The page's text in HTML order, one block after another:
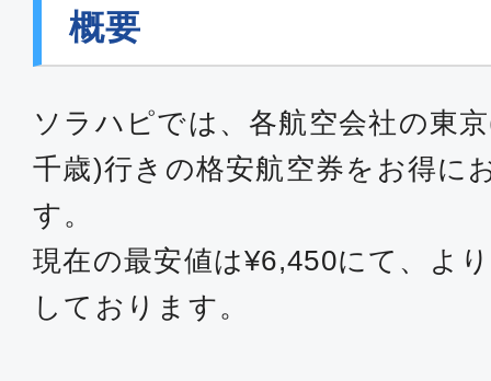
MM571
東京(成田)
13:40
札幌(
MM573
東京(成田)
札幌(
概要
ソラハピでは、各航空会社の東
千歳)行きの格安航空券をお得に
す。
現在の最安値は¥6,450にて、よ
しております。